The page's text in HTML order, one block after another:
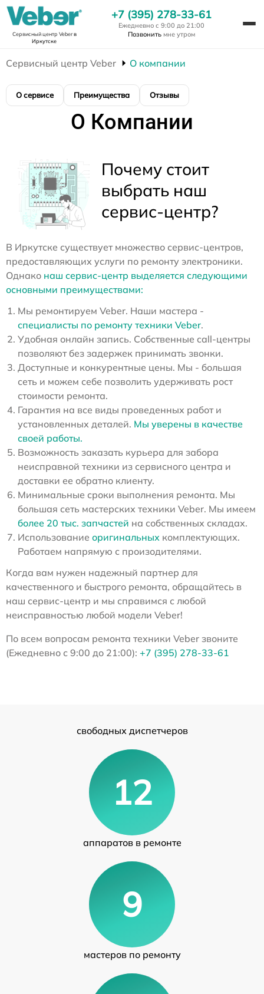
Сервисный центр Veberв
Иркутске
+7 (395) 278-33-61
Ежедневно с 9:00 до 21:00
Позвонить мне утром
Сервисный центр Veber О компании
О сервисе Преимущества Отзывы
О Компании
Почему стоит
выбрать наш
сервис-центр?
В Иркутске существует множество сервис-центров,
предоставляющих услуги по ремонту электроники.
Однако наш сервис-центр выделяется следующими
основными преимуществами:
Мы ремонтируем Veber. Наши мастера -
специалисты по ремонту техники Veber.
Удобная онлайн запись. Собственные call-центры
позволяют без задержек принимать звонки.
Доступные и конкурентные цены. Мы - большая
сеть и можем себе позволить удерживать рост
стоимости ремонта.
Гарантия на все виды проведенных работ и
установленных деталей. Мы уверены в качестве
своей работы.
Возможность заказать курьера для забора
неисправной техники из сервисного центра и
доставки ее обратно клиенту.
Минимальные сроки выполнения ремонта. Мы
большая сеть мастерских техники Veber. Мы имеем
более 20 тыс. запчастей на собственных складах.
Использование оригинальных комплектующих.
Работаем напрямую с произодителями.
Когда вам нужен надежный партнер для
качественного и быстрого ремонта, обращайтесь в
наш сервис-центр и мы справимся с любой
неисправностью любой модели Veber!
По всем вопросам ремонта техники Veber звоните
(Ежедневно с 9:00 до 21:00): +7 (395) 278-33-61
свободных диспетчеров
12
аппаратов в ремонте
9
мастеров по ремонту